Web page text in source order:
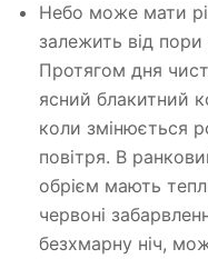
Небо може мати
залежить від
Протягом дня
ясний блакитний
коли змінюється
повітря. В
обрієм мають
червоні
безхмарну ніч,